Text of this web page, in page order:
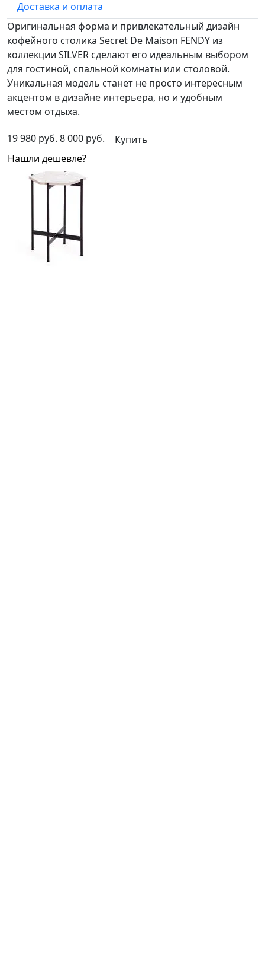
Доставка и оплата
Оригинальная форма и привлекательный дизайн
кофейного столика Secret De Maison FENDY из
коллекции SILVER сделают его идеальным выбором
для гостиной, спальной комнаты или столовой.
Уникальная модель станет не просто интересным
акцентом в дизайне интерьера, но и удобным
местом отдыха.
19 980 руб. 8 000 руб.
Купить
Нашли дешевле?